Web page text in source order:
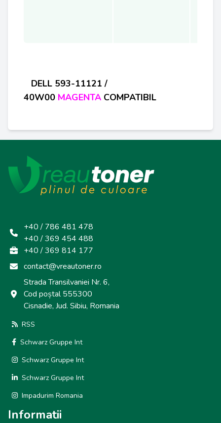
DELL 593-11121 /
40W00 MAGENTA COMPATIBIL
+40 / 786 481 478
+40 / 369 454 488
+40 / 369 814 177
contact@vreautoner.ro
Strada Transilvaniei Nr. 6,
Cod poștal 555300
Cisnadie, Jud. Sibiu, Romania
RSS
Schwarz Gruppe Int
Schwarz Gruppe Int
Schwarz Gruppe Int
Impadurim Romania
Informatii